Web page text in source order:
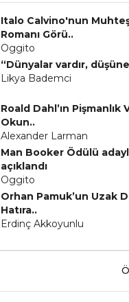
Italo Calvino'nun
Romanı Görü..
Oggito
“Dünyalar vardır,
Likya Bademci
Roald Dahl’ın Pişmanlık
Okun..
Alexander Larman
Man Booker Ödülü
açıklandı
Oggito
Orhan Pamuk’un Uzak
Hatıra..
Erdinç Akkoyunlu